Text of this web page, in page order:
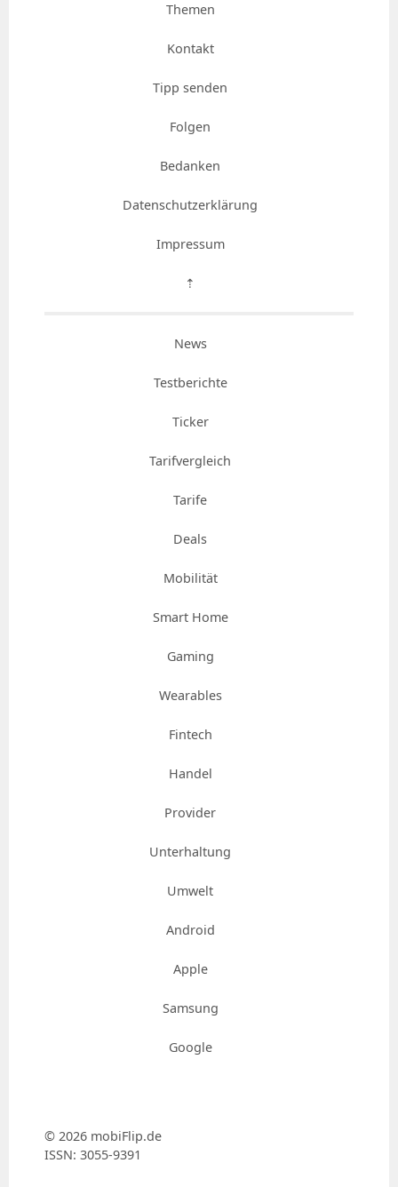
Themen
Kontakt
Tipp senden
Folgen
Bedanken
Datenschutzerklärung
Impressum
⇡
News
Testberichte
Ticker
Tarifvergleich
Tarife
Deals
Mobilität
Smart Home
Gaming
Wearables
Fintech
Handel
Provider
Unterhaltung
Umwelt
Android
Apple
Samsung
Google
© 2026 mobiFlip.de
ISSN: 3055-9391